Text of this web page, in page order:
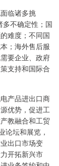
临诸多挑
多不确定性；国
难度；不同国
；海外售后服
要企业、政府
支持和国际合
产品进出口商
优势，促进工
教融合和工贸
论坛和展览，
出口市场变
开拓新兴市